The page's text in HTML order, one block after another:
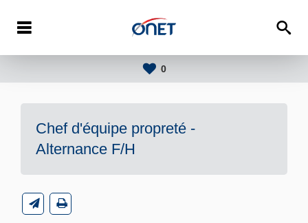
0
Chef d'équipe propreté -
Alternance F/H